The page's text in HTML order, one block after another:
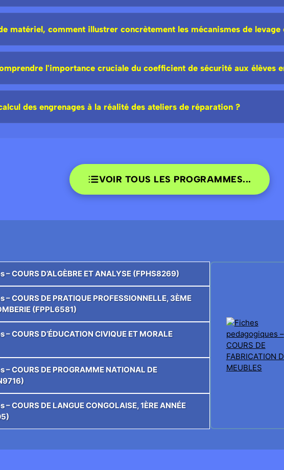
matériel, comment illustrer concrètement les mécanismes de levage
l'importance cruciale du coefficient de sécurité aux élèves
des engrenages à la réalité des ateliers de réparation ?
VOIR TOUS LES PROGRAMMES...
COURS D’ALGÈBRE ET ANALYSE (FPHS8269)
COURS DE PRATIQUE PROFESSIONNELLE, 3ÈME
(FPPL6581)
COURS D’ÉDUCATION CIVIQUE ET MORALE
COURS DE PROGRAMME NATIONAL DE
COURS DE LANGUE CONGOLAISE, 1ÈRE ANNÉE